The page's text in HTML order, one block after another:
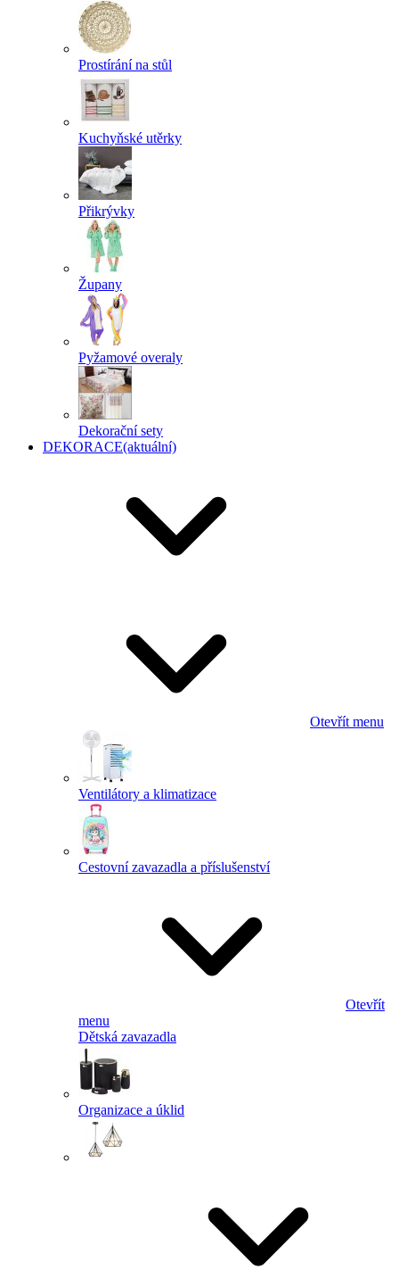
Prostírání na stůl
Kuchyňské utěrky
Přikrývky
Župany
Pyžamové overaly
Dekorační sety
DEKORACE(aktuální)
Otevřít menu
Ventilátory a klimatizace
Cestovní zavazadla a příslušenství
Otevřít
menu
Dětská zavazadla
Organizace a úklid